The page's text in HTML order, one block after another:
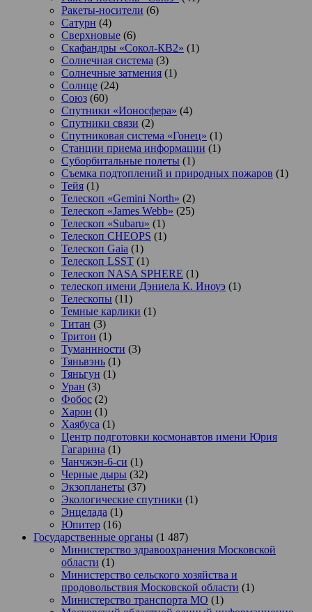
Ракеты-носители (6)
Сатурн (4)
Сверхновые (6)
Скафандры «Сокол-КВ2» (1)
Солнечная система (3)
Солнечные затмения (1)
Солнце (24)
Союз (60)
Спутники «Ионосфера» (4)
Спутники связи (2)
Спутниковая система «Гонец» (1)
Станции приема информации (1)
Суборбитальные полеты (1)
Съемка подтоплений и природных пожаров (1)
Тейя (1)
Телескоп «Gemini North» (2)
Телескоп «James Webb» (25)
Телескоп «Subaru» (1)
Телескоп CHEOPS (1)
Телескоп Gaia (1)
Телескоп LSST (1)
Телескоп NASA SPHERE (1)
телескоп имени Дэниела К. Иноуэ (1)
Телескопы (11)
Темные карлики (1)
Титан (3)
Тритон (1)
Туманнности (3)
Тяньвэнь (1)
Тяньгун (1)
Уран (3)
Фобос (2)
Харон (1)
Хаябуса (1)
Центр подготовки космонавтов имени Юрия
Гагарина (1)
Чанчжэн-6-си (1)
Черные дыры (32)
Экзопланеты (37)
Экологические спутники (1)
Энцелада (1)
Юпитер (16)
Государственные органы (1 487)
Министерство здравоохранения Московской
области (1)
Министерство сельского хозяйства и
продовольствия Московской области (1)
Министерство транспорта МО (1)